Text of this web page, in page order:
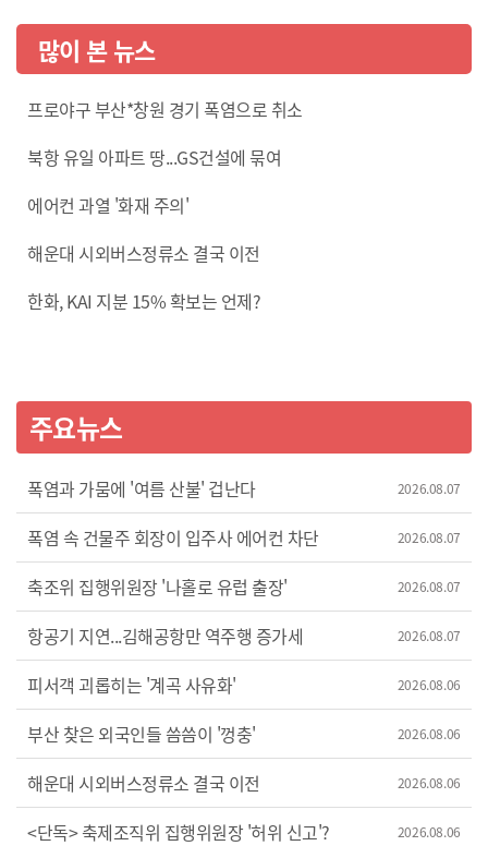
많이 본 뉴스
프로야구 부산*창원 경기 폭염으로 취소
북항 유일 아파트 땅...GS건설에 묶여
에어컨 과열 '화재 주의'
해운대 시외버스정류소 결국 이전
한화, KAI 지분 15% 확보는 언제?
주요뉴스
폭염과 가뭄에 '여름 산불' 겁난다 2026.08.07
폭염 속 건물주 회장이 입주사 에어컨 차단 2026.08.07
축조위 집행위원장 '나홀로 유럽 출장' 2026.08.07
항공기 지연...김해공항만 역주행 증가세 2026.08.07
피서객 괴롭히는 '계곡 사유화' 2026.08.06
부산 찾은 외국인들 씀씀이 '껑충' 2026.08.06
해운대 시외버스정류소 결국 이전 2026.08.06
<단독> 축제조직위 집행위원장 '허위 신고'? 2026.08.06